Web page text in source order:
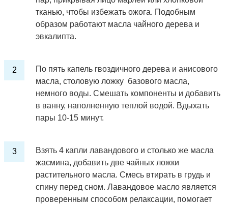
тканью, чтобы избежать ожога. Подобным
образом работают масла чайного дерева и
эвкалипта.
По пять капель гвоздичного дерева и анисового
масла, столовую ложку базового масла,
немного воды. Смешать компоненты и добавить
в ванну, наполненную теплой водой. Вдыхать
пары 10-15 минут.
Взять 4 капли лавандового и столько же масла
жасмина, добавить две чайных ложки
растительного масла. Смесь втирать в грудь и
спину перед сном. Лавандовое масло является
проверенным способом релаксации, помогает